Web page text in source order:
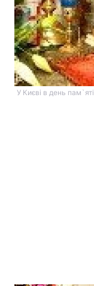
У Києві в день